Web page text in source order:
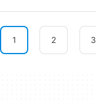
1 2 3